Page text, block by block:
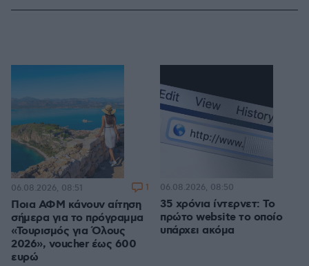
Ποια ΑΦΜ κάνουν αίτηση
σήμερα για το πρόγραμμα
«Τουρισμός για Όλους
2026», voucher έως 600
ευρώ
06.08.2026, 08:51 1
35 χρόνια ίντερνετ: Το
πρώτο website το οποίο
υπάρχει ακόμα
06.08.2026, 08:50